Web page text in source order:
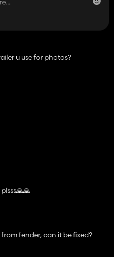
u use for photos?
fender, can it be fixed?